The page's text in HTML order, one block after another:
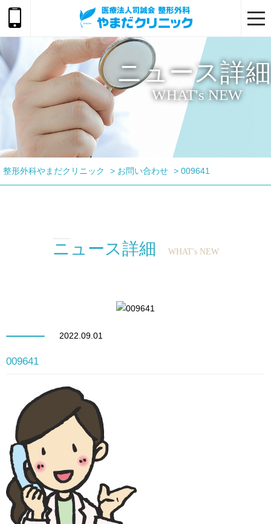
ニュース詳細
WHAT's NEW
整形外科やまだクリニック > お問い合わせ > 009641
ニュース詳細 WHAT's NEW
2022.09.01
009641